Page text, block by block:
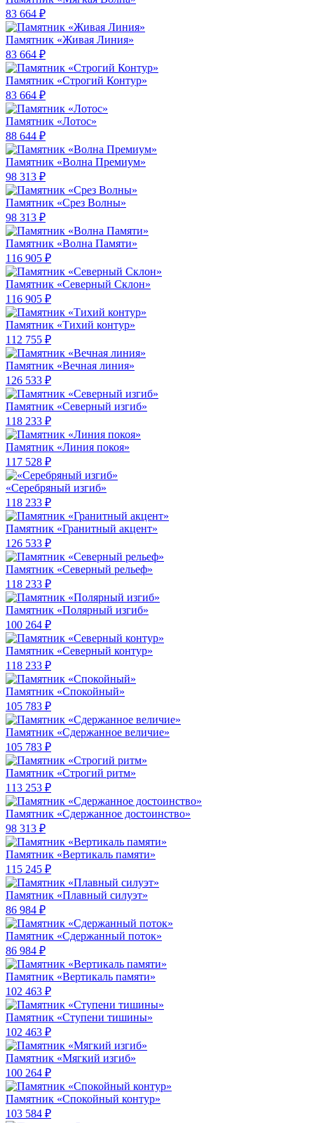
83 664 ₽
Памятник «Живая Линия»
83 664 ₽
Памятник «Строгий Контур»
83 664 ₽
Памятник «Лотос»
88 644 ₽
Памятник «Волна Премиум»
98 313 ₽
Памятник «Срез Волны»
98 313 ₽
Памятник «Волна Памяти»
116 905 ₽
Памятник «Северный Склон»
116 905 ₽
Памятник «Тихий контур»
112 755 ₽
Памятник «Вечная линия»
126 533 ₽
Памятник «Северный изгиб»
118 233 ₽
Памятник «Линия покоя»
117 528 ₽
«Серебряный изгиб»
118 233 ₽
Памятник «Гранитный акцент»
126 533 ₽
Памятник «Северный рельеф»
118 233 ₽
Памятник «Полярный изгиб»
100 264 ₽
Памятник «Северный контур»
118 233 ₽
Памятник «Спокойный»
105 783 ₽
Памятник «Сдержанное величие»
105 783 ₽
Памятник «Строгий ритм»
113 253 ₽
Памятник «Сдержанное достоинство»
98 313 ₽
Памятник «Вертикаль памяти»
115 245 ₽
Памятник «Плавный силуэт»
86 984 ₽
Памятник «Сдержанный поток»
86 984 ₽
Памятник «Вертикаль памяти»
102 463 ₽
Памятник «Ступени тишины»
102 463 ₽
Памятник «Мягкий изгиб»
100 264 ₽
Памятник «Спокойный контур»
103 584 ₽